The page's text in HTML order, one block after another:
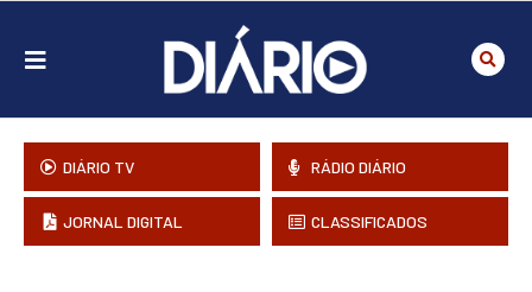
DIÁRIO TV RÁDIO DIÁRIO
JORNAL DIGITAL CLASSIFICADOS